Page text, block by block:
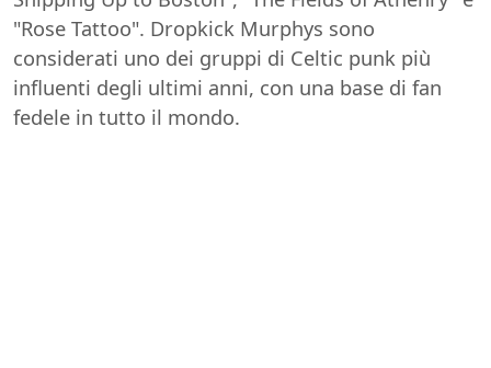
"Rose Tattoo". Dropkick Murphys sono
considerati uno dei gruppi di Celtic punk più
influenti degli ultimi anni, con una base di fan
fedele in tutto il mondo.